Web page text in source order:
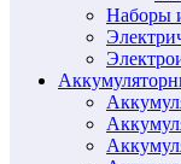
Наборы